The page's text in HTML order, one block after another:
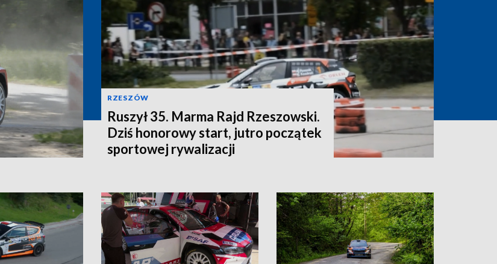
RZESZÓW
Ruszył 35. Marma Rajd Rzeszowski.
Dziś honorowy start, jutro początek
sportowej rywalizacji